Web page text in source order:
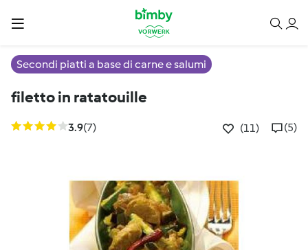
Secondi piatti a base di carne e salumi
filetto in ratatouille
3.9(7) (11) (5)